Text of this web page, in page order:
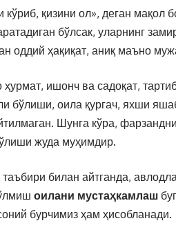
қизини ол», деган мақол
бўлсак, уларнинг
оддий ҳақиқат, аниқ маъно
ҳурмат, ишонч ва садоқат,
бўлиши, оила қургач, яхши
Шунга кўра,
жуда муҳимдир.
билан айтганда,
оилани мустаҳкамлаш
бурчимиз ҳам ҳисобланади.